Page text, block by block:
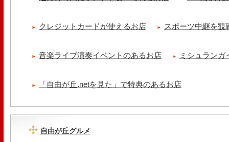
クレジットカードが使えるお店 スポーツ中継を観
音楽ライブ演奏イベントのあるお店 ミシュランガ
「自由が丘.netを見た」で特典のあるお店
自由が丘グルメ